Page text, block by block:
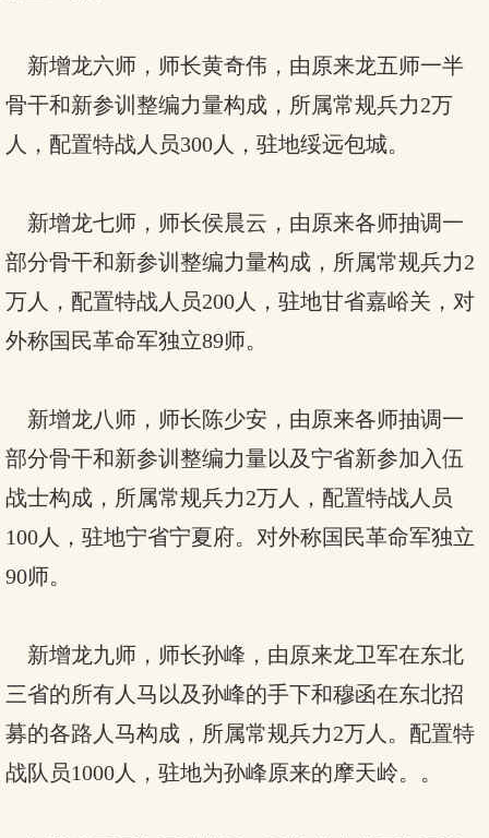
新增龙六师，师长黄奇伟，由原来龙五师一半
骨干和新参训整编力量构成，所属常规兵力2万
人，配置特战人员300人，驻地绥远包城。
新增龙七师，师长侯晨云，由原来各师抽调一
部分骨干和新参训整编力量构成，所属常规兵力2
万人，配置特战人员200人，驻地甘省嘉峪关，对
外称国民革命军独立89师。
新增龙八师，师长陈少安，由原来各师抽调一
部分骨干和新参训整编力量以及宁省新参加入伍
战士构成，所属常规兵力2万人，配置特战人员
100人，驻地宁省宁夏府。对外称国民革命军独立
90师。
新增龙九师，师长孙峰，由原来龙卫军在东北
三省的所有人马以及孙峰的手下和穆函在东北招
募的各路人马构成，所属常规兵力2万人。配置特
战队员1000人，驻地为孙峰原来的摩天岭。。